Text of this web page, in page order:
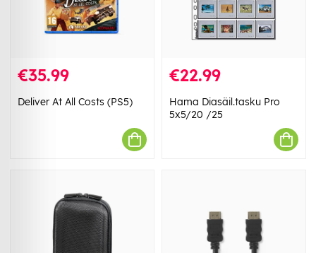
€35.99
Deliver At All Costs (PS5)
€22.99
Hama Diasäil.tasku Pro
5x5/20 /25